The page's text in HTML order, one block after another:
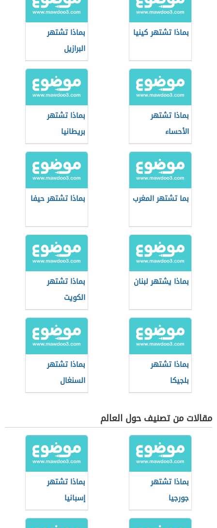
بماذا تشتهر كينيا
بماذا تشتهر
البرازيل
بماذا تشتهر
الأحساء
بماذا تشتهر
بريطانيا
بما تشتهر المغرب بماذا تشتهر حيفا
بماذا يشتهر لبنان
بماذا تشتهر
الكويت
بماذا تشتهر
بلجيكا
بماذا تشتهر
السنغال
مقالات من تصنيف حول العالم
بماذا تشتهر
جورجيا
بماذا تشتهر
إسبانيا